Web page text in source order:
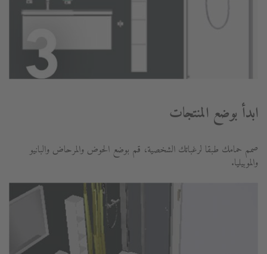
ابدأ بوضع المنتجات
صمم حمامك طبقا لرغباتك الشخصية، قم بوضع الحوض والمرحاض والبانيو
والموبيليا.